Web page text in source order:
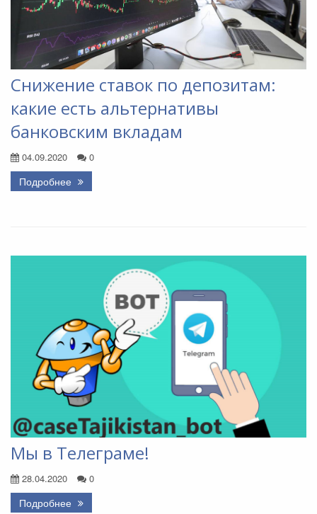
Снижение ставок по депозитам:
какие есть альтернативы
банковским вкладам
04.09.2020 0
Подробнее
Мы в Телеграме!
28.04.2020 0
Подробнее